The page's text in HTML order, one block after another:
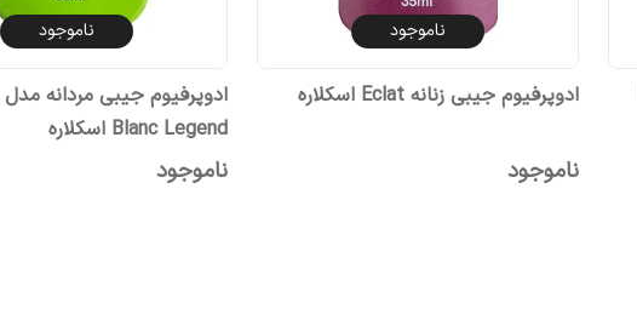
ناموجود
ادوپرفیوم جیبی زنانه Eclat اسکلاره
ناموجود
ناموجود
Blanc Legend اسکلاره
ناموجود